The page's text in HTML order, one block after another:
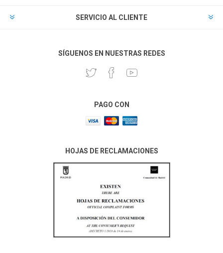
SERVICIO AL CLIENTE
SÍGUENOS EN NUESTRAS REDES
PAGO CON
HOJAS DE RECLAMACIONES